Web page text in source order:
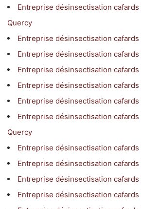
Entreprise désinsectisation
Quercy
Entreprise désinsectisation cafards
Entreprise désinsectisation
Entreprise désinsectisation cafards
Entreprise désinsectisation cafards
Entreprise désinsectisation cafards
Entreprise désinsectisation
Quercy
Entreprise désinsectisation
Entreprise désinsectisation
Entreprise désinsectisation cafards
Entreprise désinsectisation cafards